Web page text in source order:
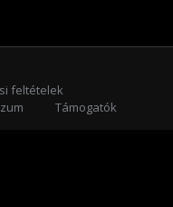
feltételek
Támogatók